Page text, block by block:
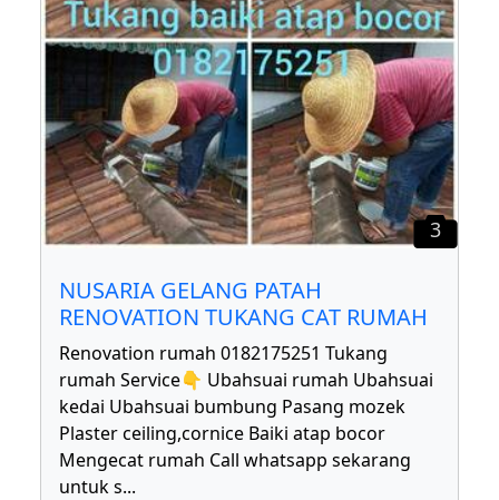
3
NUSARIA GELANG PATAH
RENOVATION TUKANG CAT RUMAH
Renovation rumah 0182175251 Tukang
rumah Service👇 Ubahsuai rumah Ubahsuai
kedai Ubahsuai bumbung Pasang mozek
Plaster ceiling,cornice Baiki atap bocor
Mengecat rumah Call whatsapp sekarang
untuk s...